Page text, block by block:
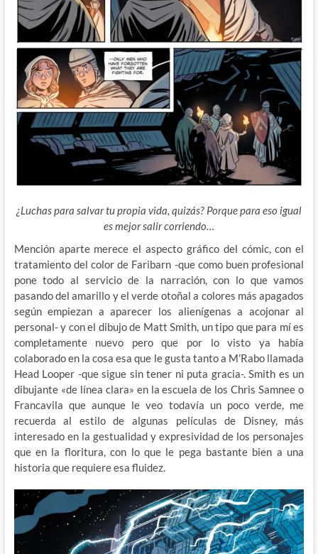
¿Luchas para salvar tu propia vida, quizás? Porque para eso igual
es mejor salir corriendo…
Mención aparte merece el aspecto gráfico del cómic, con el
tratamiento del color de Faribarn -que como buen profesional
pone todo al servicio de la narración, con lo que vamos
pasando del amarillo y el verde otoñal a colores más apagados
según empiezan a aparecer los alienígenas a acojonar al
personal- y con el dibujo de Matt Smith, un tipo que para mí es
completamente nuevo pero que por lo visto ya había
colaborado en la cosa esa que le gusta tanto a M’Rabo llamada
Head Looper -que sigue sin tener ni puta gracia-. Smith es un
dibujante «de línea clara» en la escuela de los Chris Samnee o
Francavila que aunque le veo todavía un poco verde, me
recuerda al estilo de algunas películas de Disney, más
interesado en la gestualidad y expresividad de los personajes
que en la floritura, con lo que le pega bastante bien a una
historia que requiere esa fluidez.